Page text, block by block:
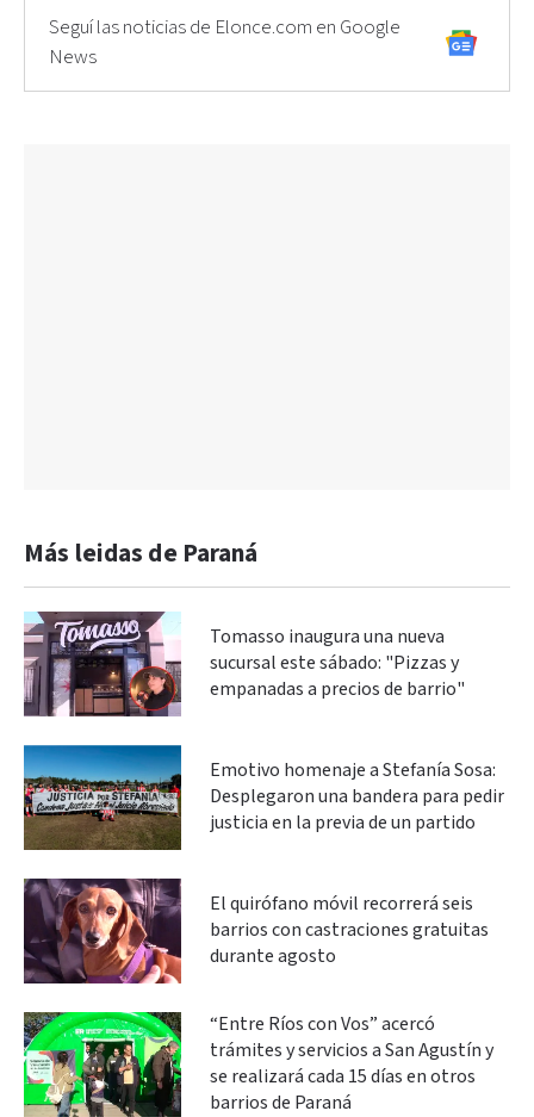
Seguí las noticias de Elonce.com en Google
News
Más leidas de Paraná
Tomasso inaugura una nueva
sucursal este sábado: "Pizzas y
empanadas a precios de barrio"
Emotivo homenaje a Stefanía Sosa:
Desplegaron una bandera para pedir
justicia en la previa de un partido
El quirófano móvil recorrerá seis
barrios con castraciones gratuitas
durante agosto
“Entre Ríos con Vos” acercó
trámites y servicios a San Agustín y
se realizará cada 15 días en otros
barrios de Paraná